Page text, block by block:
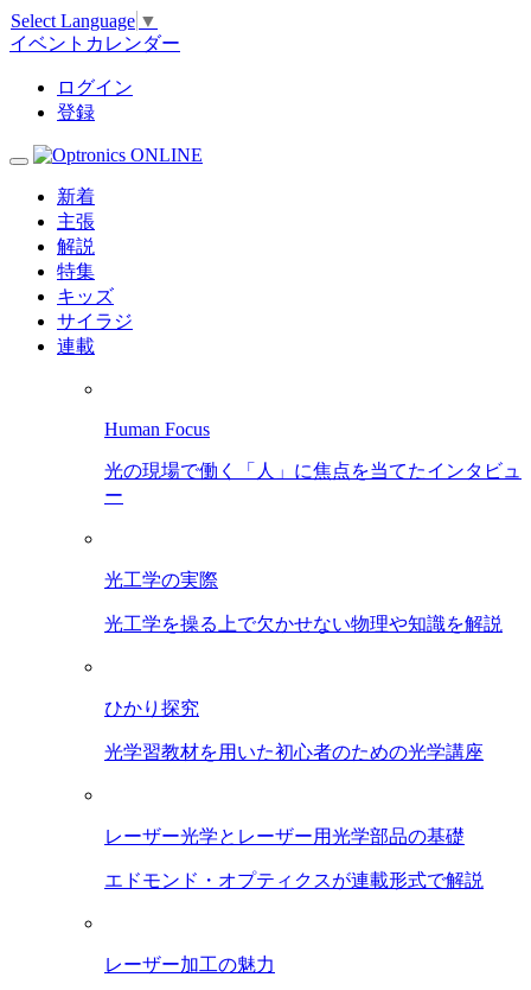
Select Language ▼
イベントカレンダー
ログイン
登録
新着
主張
解説
特集
キッズ
サイラジ
連載
Human Focus
光の現場で働く「人」に焦点を当てたインタビュ
ー
光工学の実際
光工学を操る上で欠かせない物理や知識を解説
ひかり探究
光学習教材を用いた初心者のための光学講座
レーザー光学とレーザー用光学部品の基礎
エドモンド・オプティクスが連載形式で解説
レーザー加工の魅力